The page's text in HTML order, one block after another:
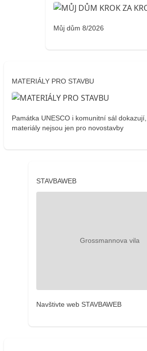
Můj dům 8/2026
MATERIÁLY PRO STAVBU
Památka UNESCO i komunitní sál
materiály nejsou jen pro novostavby
STAVBAWEB
Navštivte web STAVBAWEB